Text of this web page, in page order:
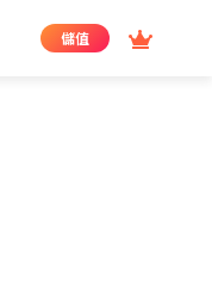
儲值